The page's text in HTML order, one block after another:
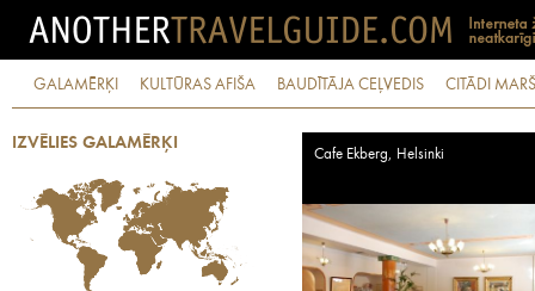
GALAMĒRĶI KULTŪRAS AFIŠA BAUDĪTĀJA CEĻVEDIS CITĀDI
IZVĒLIES GALAMĒRĶI
Cafe Ekberg, Helsinki